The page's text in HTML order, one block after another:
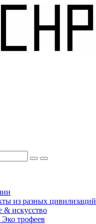
из разных цивилизаций
& искусство
Эко трофеев